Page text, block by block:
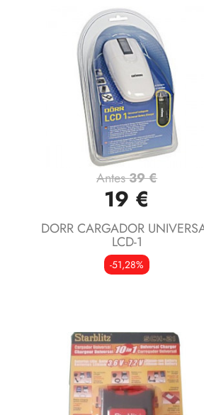
Vista rápida
Antes39 €
19 €
DORR CARGADOR
LCD-1
-51,28%